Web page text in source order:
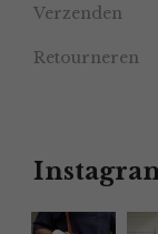
Verzenden
Retourneren